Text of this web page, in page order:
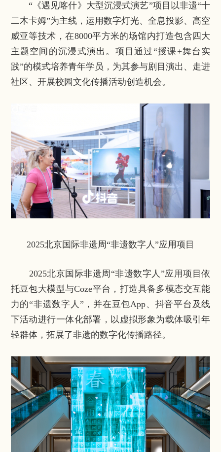
“《遇见喀什》大型沉浸式演艺”项目以非遗“十
二木卡姆”为主线，运用数字灯光、全息投影、高空
威亚等技术，在8000平方米的场馆内打造包含四大
主题空间的沉浸式演出。项目通过“授课+舞台实
践”的模式培养青年学员，为其参与剧目演出、走进
社区、开展校园文化传播活动创造机会。
2025北京国际非遗周“非遗数字人”应用项目
2025北京国际非遗周“非遗数字人”应用项目依
托豆包大模型与Coze平台，打造具备多模态交互能
力的“非遗数字人”，并在豆包App、抖音平台及线
下活动进行一体化部署，以虚拟形象为载体吸引年
轻群体，拓展了非遗的数字化传播路径。